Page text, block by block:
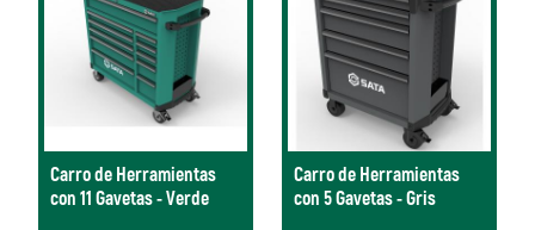
Carro de Herramientas
con 11 Gavetas - Verde
Carro de Herramientas
con 5 Gavetas - Gris